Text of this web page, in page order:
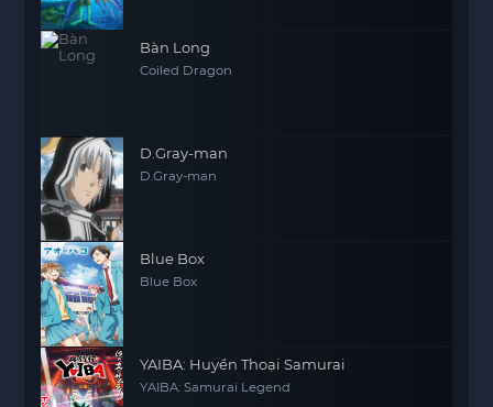
Bàn Long
Coiled Dragon
D.Gray-man
D.Gray-man
Blue Box
Blue Box
YAIBA: Huyền Thoại Samurai
YAIBA: Samurai Legend